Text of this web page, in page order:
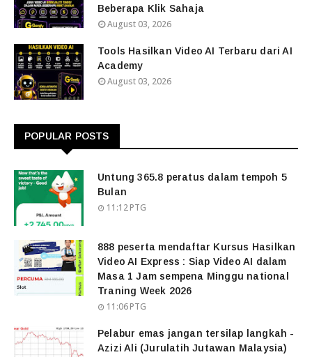
Beberapa Klik Sahaja
August 03, 2026
Tools Hasilkan Video AI Terbaru dari AI
Academy
August 03, 2026
POPULAR POSTS
Untung 365.8 peratus dalam tempoh 5
Bulan
11:12 PTG
888 peserta mendaftar Kursus Hasilkan
Video AI Express : Siap Video AI dalam
Masa 1 Jam sempena Minggu national
Traning Week 2026
11:06 PTG
Pelabur emas jangan tersilap langkah -
Azizi Ali (Jurulatih Jutawan Malaysia)